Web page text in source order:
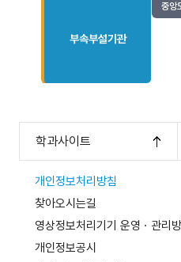
부속부설기관
중앙
개인정보처리방침
찾아오시는길
영상정보처리기기 운영ㆍ관리
개인정보공시
학과사이트